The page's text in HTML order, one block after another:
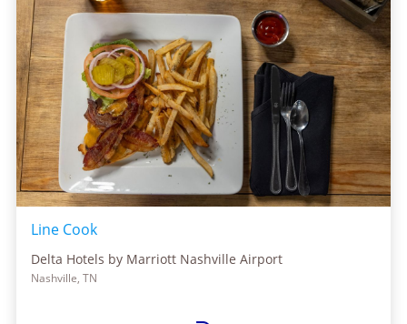
Line Cook
Delta Hotels by Marriott Nashville Airport
Nashville, TN